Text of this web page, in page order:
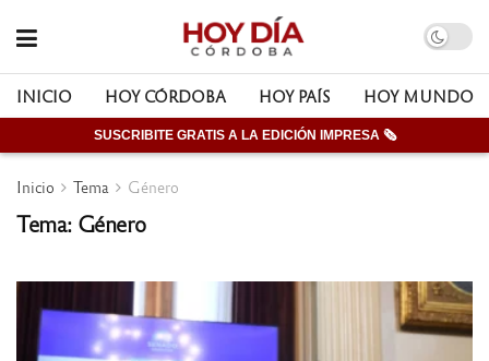
INICIO HOY CÓRDOBA HOY PAÍS HOY MUNDO
SUSCRIBITE GRATIS A LA EDICIÓN IMPRESA 🗞
Inicio Tema Género
Tema: Género